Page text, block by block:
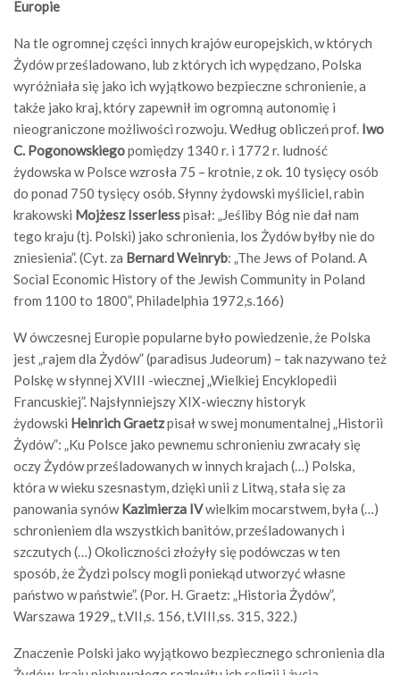
Europie
Na tle ogromnej części innych krajów europejskich, w których
Żydów prześladowano, lub z których ich wypędzano, Polska
wyróżniała się jako ich wyjątkowo bezpieczne schronienie, a
także jako kraj, który zapewnił im ogromną autonomię i
nieograniczone możliwości rozwoju. Według obliczeń prof. Iwo
C. Pogonowskiegopomiędzy 1340 r. i 1772 r. ludność
żydowska w Polsce wzrosła 75 – krotnie, z ok. 10 tysięcy osób
do ponad 750 tysięcy osób. Słynny żydowski myśliciel, rabin
krakowski Mojżesz Isserlesspisał: „Jeśliby Bóg nie dał nam
tego kraju (tj. Polski) jako schronienia, los Żydów byłby nie do
zniesienia”. (Cyt. za Bernard Weinryb: „The Jews of Poland. A
Social Economic History of the Jewish Community in Poland
from 1100 to 1800”, Philadelphia 1972,s.166)
W ówczesnej Europie popularne było powiedzenie, że Polska
jest „rajem dla Żydów” (paradisus Judeorum) – tak nazywano też
Polskę w słynnej XVIII -wiecznej „Wielkiej Encyklopedii
Francuskiej”. Najsłynniejszy XIX-wieczny historyk
żydowski Heinrich Graetzpisał w swej monumentalnej „Historii
Żydów”: „Ku Polsce jako pewnemu schronieniu zwracały się
oczy Żydów prześladowanych w innych krajach (…) Polska,
która w wieku szesnastym, dzięki unii z Litwą, stała się za
panowania synówKazimierza IVwielkim mocarstwem, była (…)
schronieniem dla wszystkich banitów, prześladowanych i
szczutych (…) Okoliczności złożyły się podówczas w ten
sposób, że Żydzi polscy mogli poniekąd utworzyć własne
państwo w państwie”. (Por. H. Graetz: „Historia Żydów”,
Warszawa 1929,, t.VII,s. 156, t.VIII,ss. 315, 322.)
Znaczenie Polski jako wyjątkowo bezpiecznego schronienia dla